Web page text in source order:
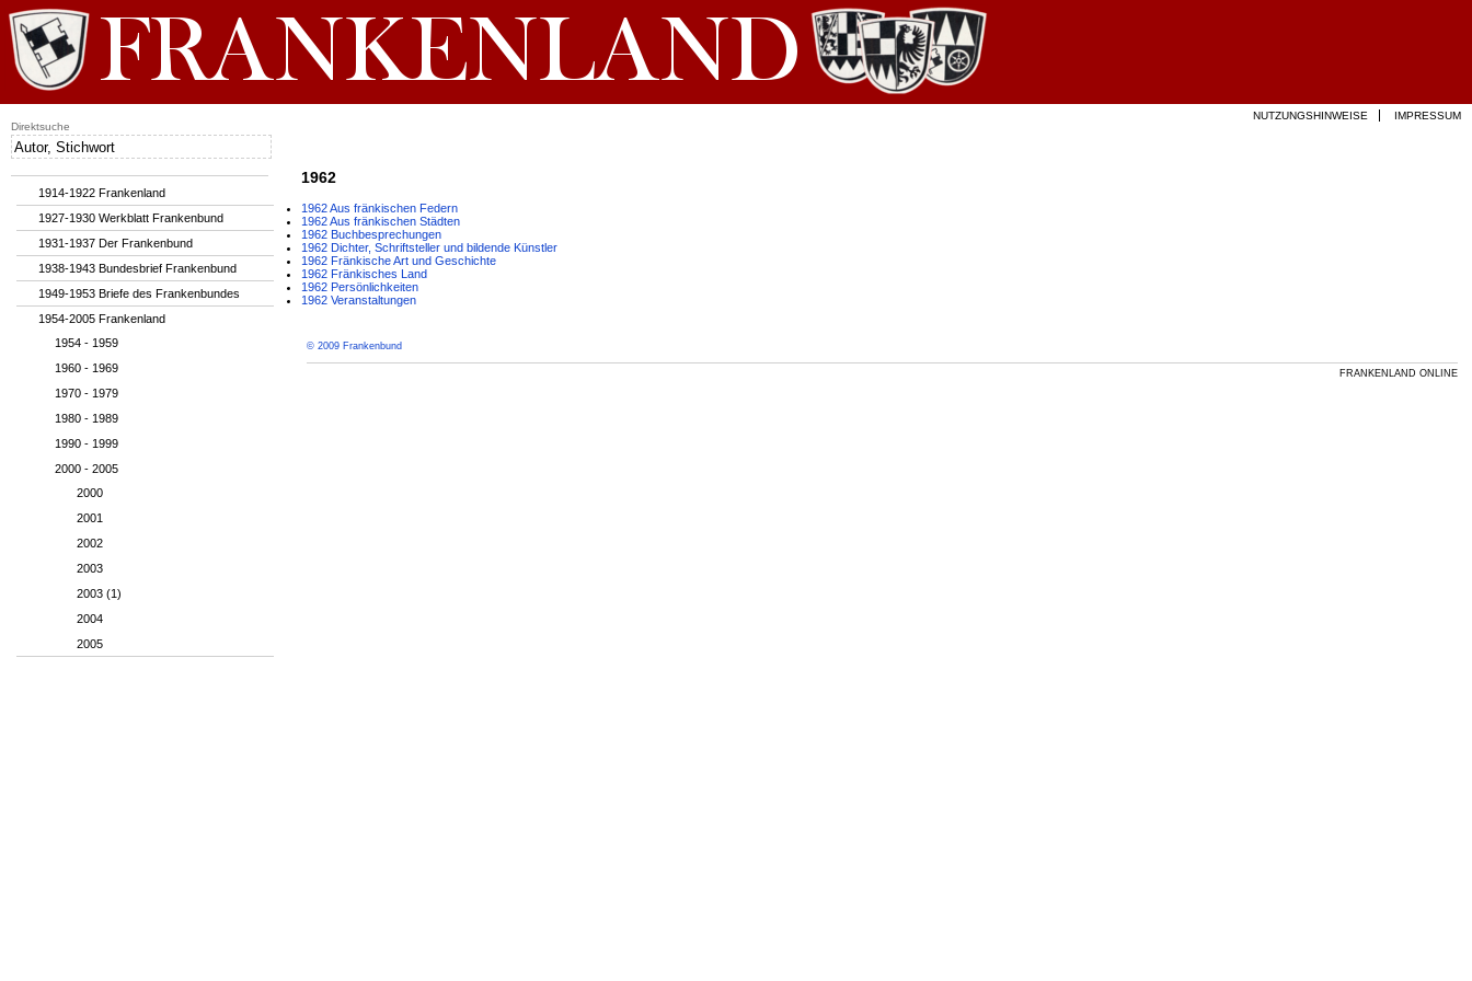
1962
1962 Aus fränkischen Federn
1962 Aus fränkischen Städten
1962 Buchbesprechungen
1962 Dichter, Schriftsteller und bildende Künstler
1962 Fränkische Art und Geschichte
1962 Fränkisches Land
1962 Persönlichkeiten
1962 Veranstaltungen
© 2009 Frankenbund
FRANKENLAND ONLINE
1914-1922 Frankenland
1927-1930 Werkblatt Frankenbund
1931-1937 Der Frankenbund
1938-1943 Bundesbrief Frankenbund
1949-1953 Briefe des Frankenbundes
1954-2005 Frankenland
1954 - 1959
1960 - 1969
1970 - 1979
1980 - 1989
1990 - 1999
2000 - 2005
2000
2001
2002
2003
2003 (1)
2004
2005
NUTZUNGSHINWEISE
IMPRESSUM
Direktsuche